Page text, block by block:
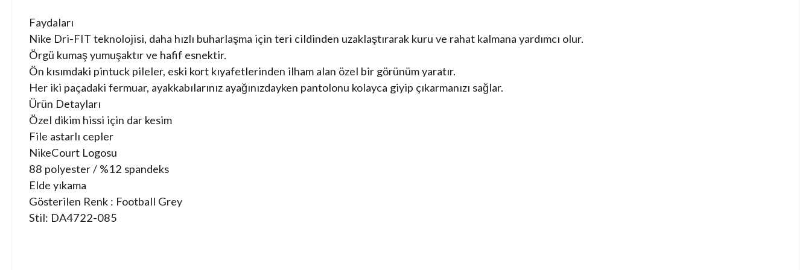
Faydaları
Nike Dri-FIT teknolojisi, daha hızlı buharlaşma için teri cildinden uzaklaştırarak kuru ve rahat kalmana yardımcı olur.
Örgü kumaş yumuşaktır ve hafif esnektir.
Ön kısımdaki pintuck pileler, eski kort kıyafetlerinden ilham alan özel bir görünüm yaratır.
Her iki paçadaki fermuar, ayakkabılarınız ayağınızdayken pantolonu kolayca giyip çıkarmanızı sağlar.
Ürün Detayları
Özel dikim hissi için dar kesim
File astarlı cepler
NikeCourt Logosu
88 polyester / %12 spandeks
Elde yıkama
Gösterilen Renk : Football Grey
Stil: DA4722-085